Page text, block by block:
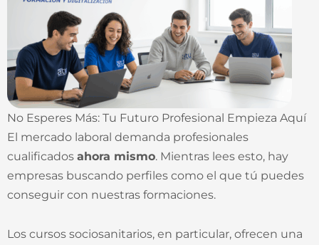
No Esperes Más: Tu Futuro Profesional Empieza Aquí
El mercado laboral demanda profesionales
cualificados ahora mismo. Mientras lees esto, hay
empresas buscando perfiles como el que tú puedes
conseguir con nuestras formaciones.
Los cursos sociosanitarios, en particular, ofrecen una